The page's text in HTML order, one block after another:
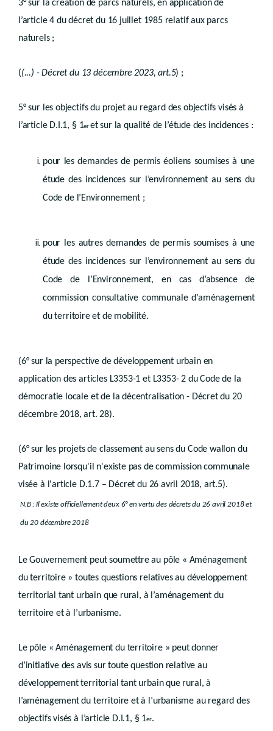
Art. D.II.54/1
Art. D.II.54/2
Art. D.II.54/3
Art. D.II.54/6
Art. D.II.54/7
Section 3
Instruction de la demande conjointe - Décret du 13 décembre 2023, art.55
Art. D.II.54/8
Art. D.II.54/10
Art. D.II.54/11
Effets juridiques
Art.D.II.56
Art.D.II.57
Droit transitoire
Chapitre Ier
Schéma de développement de l’espace régional
Art. D.II.58
Art. D.II.60
Art. D.II.61
Chapitre III
Plans d’aménagement
Art. D.II.62
Art. D.II.63
Art. D.II.64
Sous-section 2. - Procédure
Section 2. - Plan communal d’aménagement
Sous-section 1
Art. D.II.67
Chapitre IV Autres plans et schémas
Art. D.II.68
Livre III
GUIDES D’URBANISME
Chapitre I
er
Généralités
Art.
Chapitre II
Contenu
3° sur la création de parcs naturels, en application de
l’article 4 du décret du 16 juillet 1985 relatif aux parcs
naturels ;
((...) - Décret du 13 décembre 2023, art.5) ;
5° sur les objectifs du projet au regard des objectifs visés à
l’article D.I.1, § 1eret sur la qualité de l’étude des incidences :
pour les demandes de permis éoliens soumises à une
étude des incidences sur l’environnement au sens du
Code de l’Environnement ;
pour les autres demandes de permis soumises à une
étude des incidences sur l’environnement au sens du
Code de l’Environnement, en cas d’absence de
commission consultative communale d’aménagement
du territoire et de mobilité.
(6° sur la perspective de développement urbain en
application des articles L3353-1 et L3353- 2 du Code de la
démocratie locale et de la décentralisation - Décret du 20
décembre 2018, art. 28).
(6° sur les projets de classement au sens du Code wallon du
Patrimoine lorsqu'il n'existe pas de commission communale
visée à l'article D.1.7 – Décret du 26 avril 2018, art.5).
N.B : Il existe officiellement deux 6° en vertu des décrets du 26 avril 2018 et
du 20 décembre 2018
Le Gouvernement peut soumettre au pôle « Aménagement
du territoire » toutes questions relatives au développement
territorial tant urbain que rural, à l’aménagement du
territoire et à l’urbanisme.
Le pôle « Aménagement du territoire » peut donner
d’initiative des avis sur toute question relative au
développement territorial tant urbain que rural, à
l’aménagement du territoire et à l’urbanisme au regard des
objectifs visés à l’article D.I.1, § 1er.